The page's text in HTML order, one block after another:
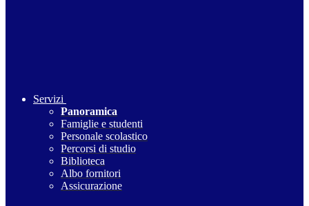
Servizi
Panoramica
Famiglie e studenti
Personale scolastico
Percorsi di studio
Biblioteca
Albo fornitori
Assicurazione